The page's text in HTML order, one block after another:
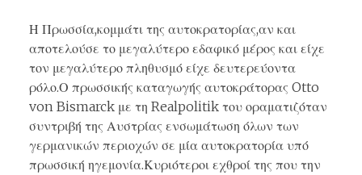
Η Πρωσσία,κομμάτι της αυτοκρατορίας,αν και
αποτελούσε το μεγαλύτερο εδαφικό μέρος και είχε
τον μεγαλύτερο πληθυσμό είχε δευτερεύοντα
ρόλο.Ο πρωσσικής καταγωγής αυτοκράτορας Otto
von Bismarck με τη Realpolitik του οραματιζόταν
συντριβή της Αυστρίας ενσωμάτωση όλων των
γερμανικών περιοχών σε μία αυτοκρατορία υπό
πρωσσική ηγεμονία.Κυριότεροι εχθροί της που την